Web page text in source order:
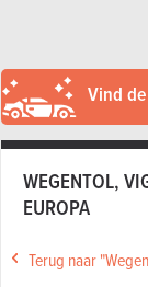
Vind
WEGENTOL,
EUROPA
Terug naar